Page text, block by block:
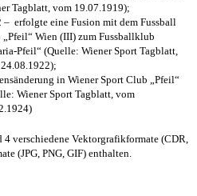
Tagblatt, vom 19.07.1919);
– erfolgte eine Fusion mit dem Fussball
„Pfeil“ Wien (III) zum Fussballklub
Pfeil“ (Quelle: Wiener Sport Tagblatt,
in Wiener Sport Club „Pfeil“
Wiener Sport Tagblatt, vom
verschiedene Vektorgrafikformate (CDR,
(JPG, PNG, GIF) enthalten.